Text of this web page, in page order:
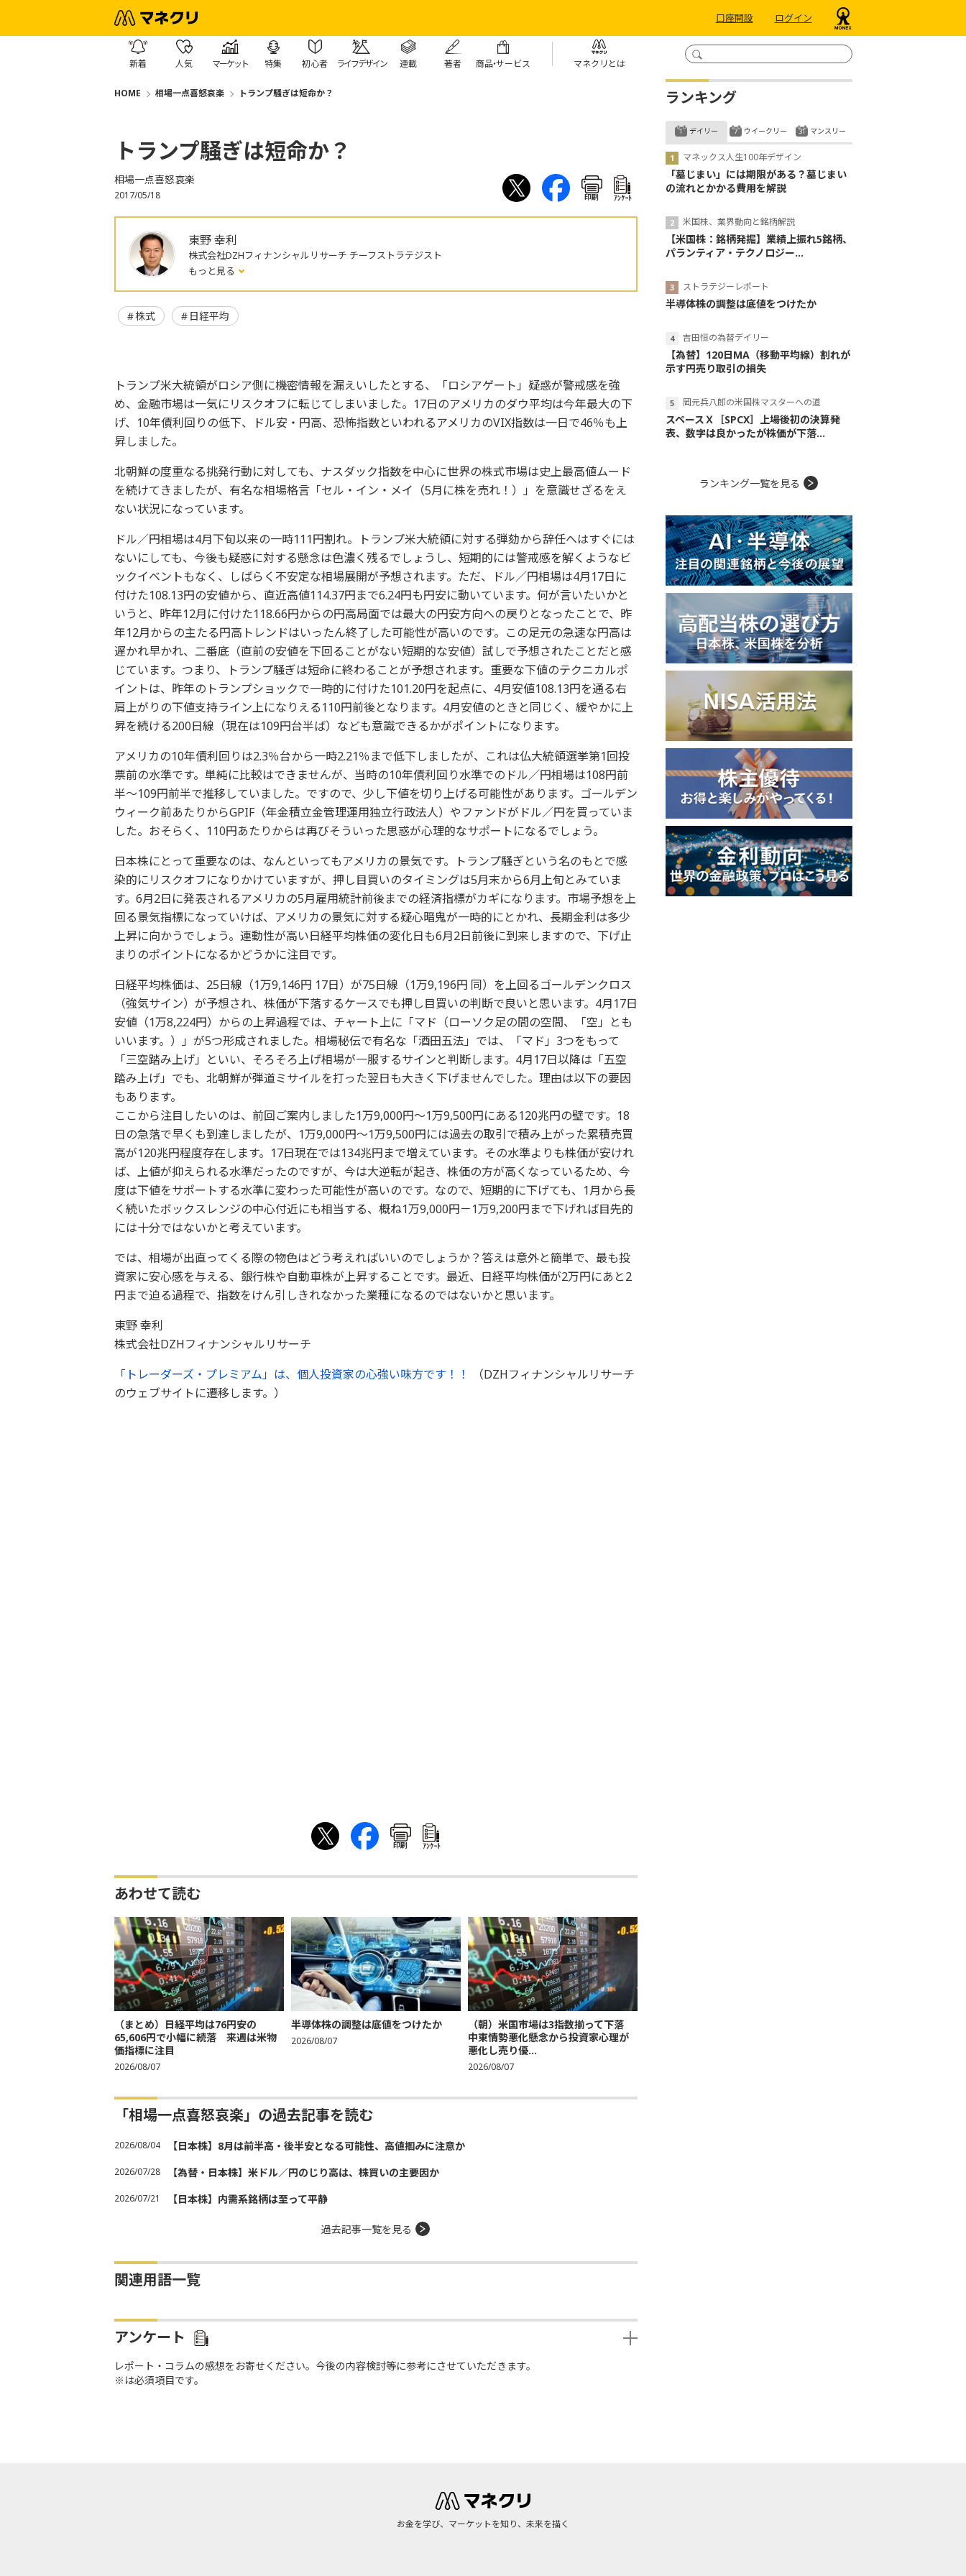
口座開設 ログイン
新着 人気 マーケット 特集 初心者 ライフデザイン 連載 著者 商品・サービス マネクリとは
HOME 相場一点喜怒哀楽 トランプ騒ぎは短命か？
トランプ騒ぎは短命か？
相場一点喜怒哀楽
2017/05/18 印刷 ｱﾝｹｰﾄ
東野 幸利
株式会社DZHフィナンシャルリサーチ チーフストラテジスト
もっと見る
株式 日経平均
トランプ米大統領がロシア側に機密情報を漏えいしたとする、「ロシアゲート」疑惑が警戒感を強
め、金融市場は一気にリスクオフに転じてしまいました。17日のアメリカのダウ平均は今年最大の下
げ、10年債利回りの低下、ドル安・円高、恐怖指数といわれるアメリカのVIX指数は一日で46％も上
昇しました。
北朝鮮の度重なる挑発行動に対しても、ナスダック指数を中心に世界の株式市場は史上最高値ムード
を続けてきましたが、有名な相場格言「セル・イン・メイ（5月に株を売れ！）」を意識せざるをえ
ない状況になっています。
ドル／円相場は4月下旬以来の一時111円割れ。トランプ米大統領に対する弾劾から辞任へはすぐには
ないにしても、今後も疑惑に対する懸念は色濃く残るでしょうし、短期的には警戒感を解くようなビ
ックイベントもなく、しばらく不安定な相場展開が予想されます。ただ、ドル／円相場は4月17日に
付けた108.13円の安値から、直近高値114.37円まで6.24円も円安に動いています。何が言いたいかと
いうと、昨年12月に付けた118.66円からの円高局面では最大の円安方向への戻りとなったことで、昨
年12月からの主たる円高トレンドはいったん終了した可能性が高いのです。この足元の急速な円高は
遅かれ早かれ、二番底（直前の安値を下回ることがない短期的な安値）試しで予想されたことだと感
じています。つまり、トランプ騒ぎは短命に終わることが予想されます。重要な下値のテクニカルポ
イントは、昨年のトランプショックで一時的に付けた101.20円を起点に、4月安値108.13円を通る右
肩上がりの下値支持ライン上になりえる110円前後となります。4月安値のときと同じく、緩やかに上
昇を続ける200日線（現在は109円台半ば）なども意識できるかがポイントになります。
アメリカの10年債利回りは2.3％台から一時2.21％まで低下しましたが、これは仏大統領選挙第1回投
票前の水準です。単純に比較はできませんが、当時の10年債利回り水準でのドル／円相場は108円前
半～109円前半で推移していました。ですので、少し下値を切り上げる可能性があります。ゴールデン
ウィーク前あたりからGPIF（年金積立金管理運用独立行政法人）やファンドがドル／円を買っていま
した。おそらく、110円あたりからは再びそういった思惑が心理的なサポートになるでしょう。
日本株にとって重要なのは、なんといってもアメリカの景気です。トランプ騒ぎという名のもとで感
染的にリスクオフになりかけていますが、押し目買いのタイミングは5月末から6月上旬とみていま
す。6月2日に発表されるアメリカの5月雇用統計前後までの経済指標がカギになります。市場予想を上
回る景気指標になっていけば、アメリカの景気に対する疑心暗鬼が一時的にとかれ、長期金利は多少
上昇に向かうでしょう。連動性が高い日経平均株価の変化日も6月2日前後に到来しますので、下げ止
まりのポイントになるかどうかに注目です。
日経平均株価は、25日線（1万9,146円 17日）が75日線（1万9,196円 同）を上回るゴールデンクロス
（強気サイン）が予想され、株価が下落するケースでも押し目買いの判断で良いと思います。4月17日
安値（1万8,224円）からの上昇過程では、チャート上に「マド（ローソク足の間の空間、「空」とも
いいます。）」が5つ形成されました。相場秘伝で有名な「酒田五法」では、「マド」3つをもって
「三空踏み上げ」といい、そろそろ上げ相場が一服するサインと判断します。4月17日以降は「五空
踏み上げ」でも、北朝鮮が弾道ミサイルを打った翌日も大きく下げませんでした。理由は以下の要因
もあります。
ここから注目したいのは、前回ご案内しました1万9,000円～1万9,500円にある120兆円の壁です。18
日の急落で早くも到達しましたが、1万9,000円～1万9,500円には過去の取引で積み上がった累積売買
高が120兆円程度存在します。17日現在では134兆円まで増えています。その水準よりも株価が安けれ
ば、上値が抑えられる水準だったのですが、今は大逆転が起き、株価の方が高くなっているため、今
度は下値をサポートする水準に変わった可能性が高いのです。なので、短期的に下げても、1月から長
く続いたボックスレンジの中心付近にも相当する、概ね1万9,000円－1万9,200円まで下げれば目先的
には十分ではないかと考えています。
では、相場が出直ってくる際の物色はどう考えればいいのでしょうか？答えは意外と簡単で、最も投
資家に安心感を与える、銀行株や自動車株が上昇することです。最近、日経平均株価が2万円にあと2
円まで迫る過程で、指数をけん引しきれなかった業種になるのではないかと思います。
東野 幸利
株式会社DZHフィナンシャルリサーチ
「トレーダーズ・プレミアム」は、個人投資家の心強い味方です！！
（DZHフィナンシャルリサーチ
のウェブサイトに遷移します。）
印刷 ｱﾝｹｰﾄ
あわせて読む
（まとめ）日経平均は76円安の
65,606円で小幅に続落 来週は米物
価指標に注目
2026/08/07
半導体株の調整は底値をつけたか
2026/08/07
（朝）米国市場は3指数揃って下落
中東情勢悪化懸念から投資家心理が
悪化し売り優...
2026/08/07
「相場一点喜怒哀楽」の過去記事を読む
2026/08/04 【日本株】8月は前半高・後半安となる可能性、高値掴みに注意か
2026/07/28 【為替・日本株】米ドル／円のじり高は、株買いの主要因か
2026/07/21 【日本株】内需系銘柄は至って平静
過去記事一覧を見る
関連用語一覧
アンケート
レポート・コラムの感想をお寄せください。今後の内容検討等に参考にさせていただきます。
※は必須項目です。
ランキング
デイリー
マネックス人生100年デザイン
「墓じまい」には期限がある？墓じまい
の流れとかかる費用を解説
米国株、業界動向と銘柄解説
【米国株：銘柄発掘】業績上振れ5銘柄、
パランティア・テクノロジー...
ストラテジーレポート
半導体株の調整は底値をつけたか
吉田恒の為替デイリー
【為替】120日MA（移動平均線）割れが
示す円売り取引の損失
岡元兵八郎の米国株マスターへの道
スペースＸ［SPCX］上場後初の決算発
表、数字は良かったが株価が下落...
ウイークリー マンスリー
ランキング一覧を見る
お金を学び、マーケットを知り、未来を描く